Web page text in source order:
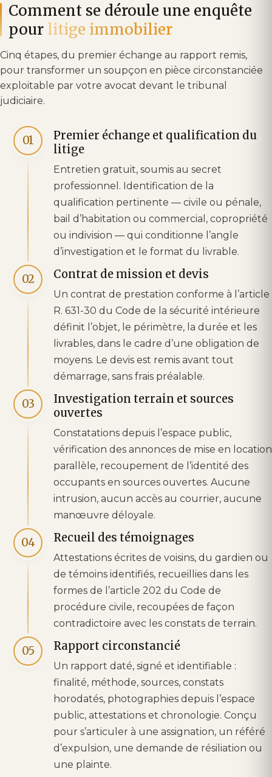
Comment se déroule une enquête
pour litige immobilier
Cinq étapes, du premier échange au rapport remis,
pour transformer un soupçon en pièce circonstanciée
exploitable par votre avocat devant le tribunal
judiciaire.
01
Premier échange et qualification du
litige
Entretien gratuit, soumis au secret
professionnel. Identification de la
qualification pertinente — civile ou pénale,
bail d’habitation ou commercial, copropriété
ou indivision — qui conditionne l’angle
d’investigation et le format du livrable.
02 Contrat de mission et devis
Un contrat de prestation conforme à l’article
R. 631-30 du Code de la sécurité intérieure
définit l’objet, le périmètre, la durée et les
livrables, dans le cadre d’une obligation de
moyens. Le devis est remis avant tout
démarrage, sans frais préalable.
03
Investigation terrain et sources
ouvertes
Constatations depuis l’espace public,
vérification des annonces de mise en location
parallèle, recoupement de l’identité des
occupants en sources ouvertes. Aucune
intrusion, aucun accès au courrier, aucune
manœuvre déloyale.
04 Recueil des témoignages
Attestations écrites de voisins, du gardien ou
de témoins identifiés, recueillies dans les
formes de l’article 202 du Code de
procédure civile, recoupées de façon
contradictoire avec les constats de terrain.
05 Rapport circonstancié
Un rapport daté, signé et identifiable :
finalité, méthode, sources, constats
horodatés, photographies depuis l’espace
public, attestations et chronologie. Conçu
pour s’articuler à une assignation, un référé
d’expulsion, une demande de résiliation ou
une plainte.